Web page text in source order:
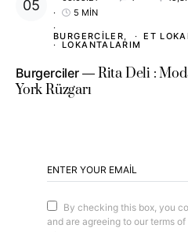
5 MIN
BURGERCILER ET
LOKANTALARIM
Burgerciler
Rita Deli :
York Rüzgarı
By checking this box, you
and are agreeing to our terms